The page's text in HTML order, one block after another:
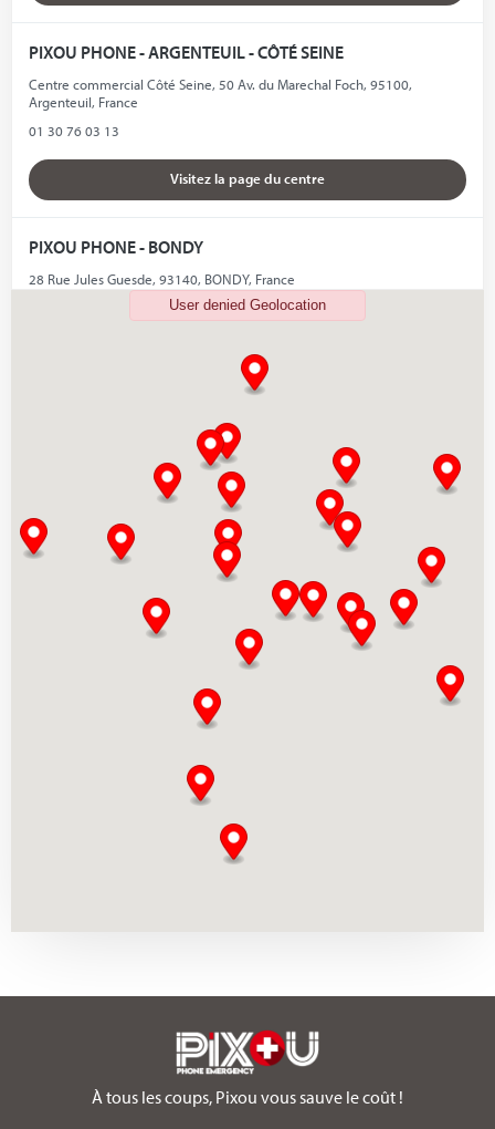
PIXOU PHONE - ARGENTEUIL - CÔTÉ SEINE
Centre commercial Côté Seine, 50 Av. du Marechal Foch, 95100,
Argenteuil, France
01 30 76 03 13
Visitez la page du centre
PIXOU PHONE - BONDY
28 Rue Jules Guesde, 93140, BONDY, France
Visitez la page du centre
PIXOU PHONE - BOULOGNE BILLANCOURT
44 Av. du Général Leclerc,, 92100, Boulogne-Billancourt, France
Visitez la page du centre
PIXOU PHONE - CHAMPIGNY-SUR-MARNE
132 Avenue du Général de Gaulle, 94500, CHAMPIGNY-SUR-MARNE,
Visitez la page du centre
PIXOU PHONE - CHARLEROI
Rue du Pont de Sambre 8, 6000, CHARLEROI, United States
Visitez la page du centre
User denied Geolocation
À tous les coups, Pixou vous sauve le coût !